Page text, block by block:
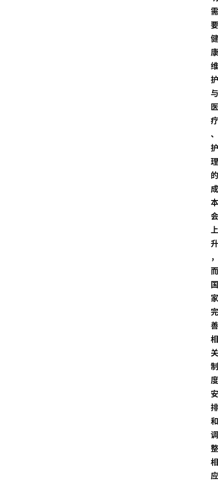
需
要
健
康
维
护
与
医
疗
、
护
理
的
成
本
会
上
升
，
而
国
家
完
善
相
关
制
度
安
排
和
调
整
相
应